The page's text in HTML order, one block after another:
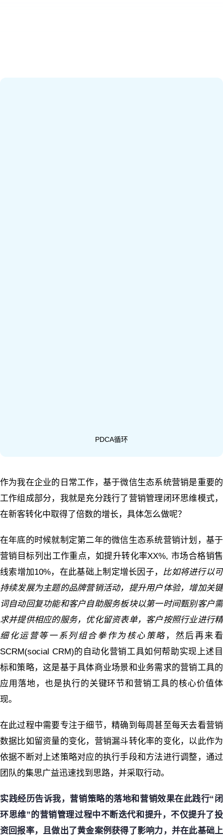
PDCA循环
作为我在企业的日常工作，基于微信生态系统营销是重要的
工作组成部分，我就是充分践行了营销管理闭环思维模式，
在新客转化中取得了倍数的增长，具体怎么做呢？
在年底的时候就制定第二年的微信生态系统营销计划，基于
营销目标列出工作重点，如提升转化率XX%, 市场合格销售
线索增加10%，在此基础上制定增长因子， 比如将进行以可
持续发展为主题的品牌营销活动，提升用户体验，增加关键
词自动回复功能和客户自助服务板块以第一时间甄别客户需
求并提供相应的服务，优化留资表单，客户按照行业进行精
细化运营等一系列组合拳作为核心策略 ，然后再来看
SCRM(social CRM)的自动化营销工具如何帮助实现上述目
标和策略，这是基于具体商业场景和业务需求的营销工具的
应用落地，也是执行的关键环节和营销工具的核心价值体
现。
在此过程中需要专注于细节，精确到每周甚至每天去看营销
数据比如留资量的变化，营销漏斗转化率的变化，以此作为
依据不断对上述策略对应的执行手段和方法进行调整，通过
团队的集思广益迅速找到思路，并采取行动。
实践经历告诉我，营销策略的落地和营销效果在此践行“闭
环思维”的营销管理过程中不断迭代和提升，不仅提升了投
资回报率，且做出了黄金案例获得了影响力，并在此基础上